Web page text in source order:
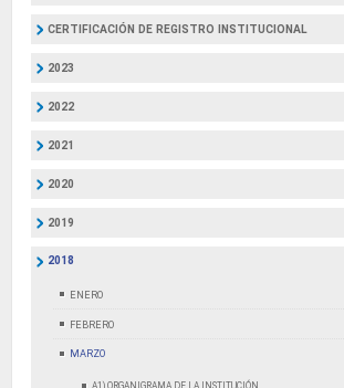
CERTIFICACIÓN DE REGISTRO INSTITUCIONAL
2023
2022
2021
2020
2019
2018
ENERO
FEBRERO
MARZO